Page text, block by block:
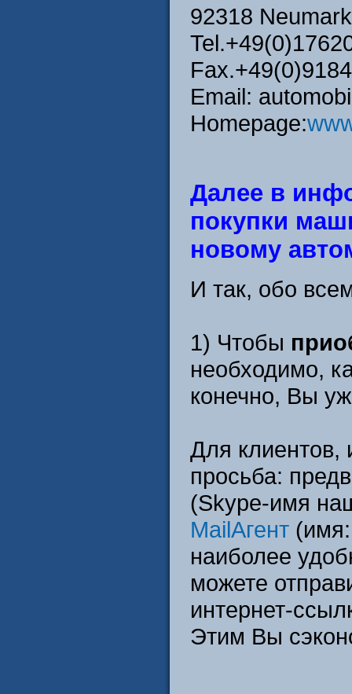
92318
Email:
Homepage:
Далее в
покупки
новому
И так, обо
1) Чтобы
необходимо,
конечно, Вы
Для клиентов,
просьба:
(Skype-имя
MailАгент
наиболее
можете
интернет-
Этим Вы